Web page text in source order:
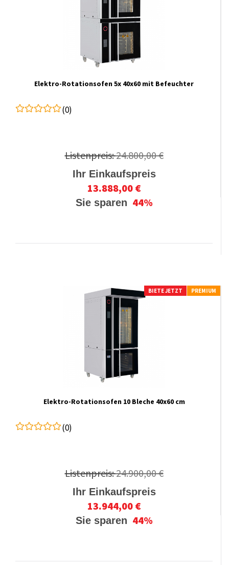
Elektro-Rotationsofen 5x 40x60 mit Befeuchter
(0)
Listenpreis:24.800,00 €
Ihr Einkaufspreis
13.888,00 €
Sie sparen 44%
BIETE JETZT PREMIUM
Elektro-Rotationsofen 10 Bleche 40x60 cm
(0)
Listenpreis:24.900,00 €
Ihr Einkaufspreis
13.944,00 €
Sie sparen 44%